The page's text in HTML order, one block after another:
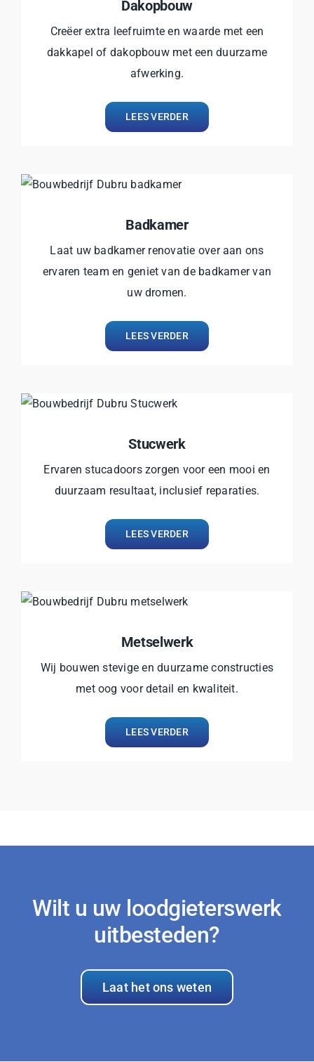
Dakopbouw
Creëer extra leefruimte en waarde met een
dakkapel of dakopbouw met een duurzame
afwerking.
LEES VERDER
Badkamer
Laat uw badkamer renovatie over aan ons
ervaren team en geniet van de badkamer van
uw dromen.
LEES VERDER
Stucwerk
Ervaren stucadoors zorgen voor een mooi en
duurzaam resultaat, inclusief reparaties.
LEES VERDER
Metselwerk
Wij bouwen stevige en duurzame constructies
met oog voor detail en kwaliteit.
LEES VERDER
Wilt u uw loodgieterswerk
uitbesteden?
Laat het ons weten